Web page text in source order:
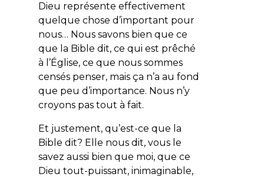
Dieu représente effectivement
quelque chose d’important pour
nous… Nous savons bien que ce
que la Bible dit, ce qui est prêché
à l’Église, ce que nous sommes
censés penser, mais ça n’a au fond
que peu d’importance. Nous n’y
croyons pas tout à fait.
Et justement, qu’est-ce que la
Bible dit? Elle nous dit, vous le
savez aussi bien que moi, que ce
Dieu tout-puissant, inimaginable,